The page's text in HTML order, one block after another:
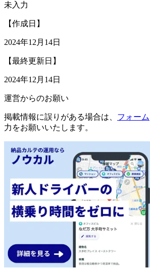
未入力
【作成日】
2024年12月14日
【最終更新日】
2024年12月14日
運営からのお願い
掲載情報に誤りがある場合は、 フォーム
力をお願いいたします。